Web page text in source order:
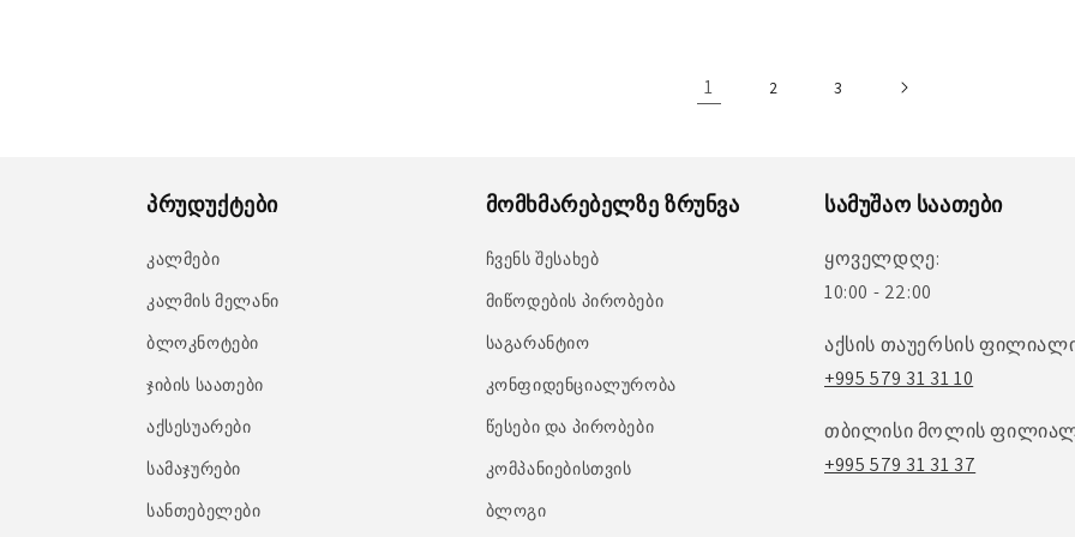
1 2 3
პრუდუქტები
კალმები
კალმის მელანი
ბლოკნოტები
ჯიბის საათები
აქსესუარები
სამაჯურები
სანთებელები
მომხმარებელზე ზრუნვა
ჩვენს შესახებ
მიწოდების პირობები
საგარანტიო
კონფიდენციალურობა
წესები და პირობები
კომპანიებისთვის
ბლოგი
სამუშაო საათები
ყოველდღე:
10:00 - 22:00
აქსის თაუერსის
+995 579 31 31 10
თბილისი მოლის
+995 579 31 31 37